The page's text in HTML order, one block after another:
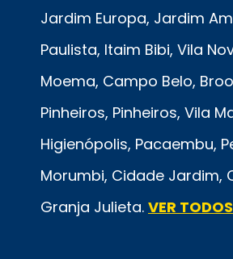
Jardim Europa, Jardim
Paulista, Itaim Bibi, Vila
Moema, Campo Belo,
Pinheiros, Pinheiros, Vila
Higienópolis, Pacaembu,
Morumbi, Cidade Jardim,
Granja Julieta. VER TODOS